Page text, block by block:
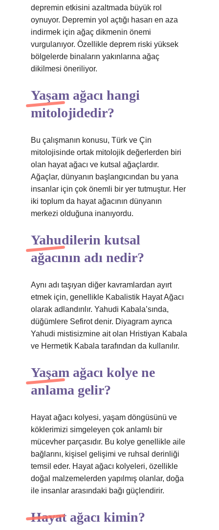
depremin etkisini azaltmada büyük rol
oynuyor. Depremin yol açtığı hasarı en aza
indirmek için ağaç dikmenin önemi
vurgulanıyor. Özellikle deprem riski yüksek
bölgelerde binaların yakınlarına ağaç
dikilmesi öneriliyor.
Yaşam ağacı hangi
mitolojidedir?
Bu çalışmanın konusu, Türk ve Çin
mitolojisinde ortak mitolojik değerlerden biri
olan hayat ağacı ve kutsal ağaçlardır.
Ağaçlar, dünyanın başlangıcından bu yana
insanlar için çok önemli bir yer tutmuştur. Her
iki toplum da hayat ağacının dünyanın
merkezi olduğuna inanıyordu.
Yahudilerin kutsal
ağacının adı nedir?
Aynı adı taşıyan diğer kavramlardan ayırt
etmek için, genellikle Kabalistik Hayat Ağacı
olarak adlandırılır. Yahudi Kabala’sında,
düğümlere Sefirot denir. Diyagram ayrıca
Yahudi mistisizmine ait olan Hristiyan Kabala
ve Hermetik Kabala tarafından da kullanılır.
Yaşam ağacı kolye ne
anlama gelir?
Hayat ağacı kolyesi, yaşam döngüsünü ve
köklerimizi simgeleyen çok anlamlı bir
mücevher parçasıdır. Bu kolye genellikle aile
bağlarını, kişisel gelişimi ve ruhsal derinliği
temsil eder. Hayat ağacı kolyeleri, özellikle
doğal malzemelerden yapılmış olanlar, doğa
ile insanlar arasındaki bağı güçlendirir.
Hayat ağacı kimin?